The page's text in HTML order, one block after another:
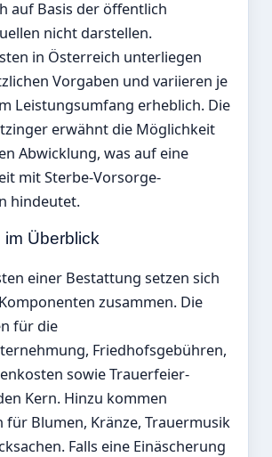
auf Basis der öffentlich
nicht darstellen.
in Österreich unterliegen
Vorgaben und variieren je
Leistungsumfang erheblich. Die
erwähnt die Möglichkeit
Abwicklung, was auf eine
mit Sterbe-Vorsorge-
hindeutet.
im Überblick
einer Bestattung setzen sich
zusammen. Die
für die
Friedhofsgebühren,
sowie Trauerfeier-
Kern. Hinzu kommen
für Blumen, Kränze, Trauermusik
Falls eine Einäscherung